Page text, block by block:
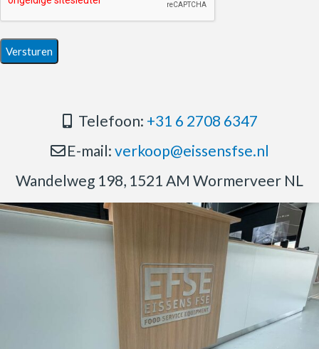
Telefoon: +31 6 2708 6347
E-mail: verkoop@eissensfse.nl
Wandelweg 198, 1521 AM Wormerveer NL